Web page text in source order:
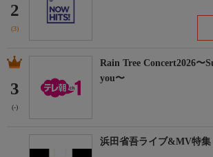
2
(3)
3
(-)
Rain Tree Concert2026〜
you〜
浜田省吾ライブ&MV特集